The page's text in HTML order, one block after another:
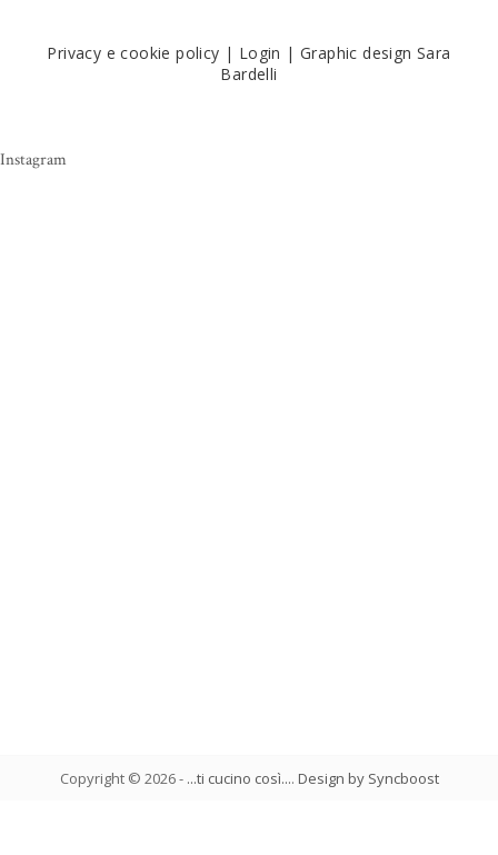
Privacy e cookie policy | Login | Graphic design Sara
Bardelli
Instagram
Copyright © 2026- ...ti cucino così.... Design by Syncboost